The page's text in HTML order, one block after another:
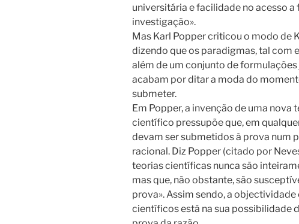
universitária e facilidade no acesso
investigação».
Mas Karl Popper criticou o modo de
dizendo que os paradigmas, tal com
além de um conjunto de
acabam por ditar a moda do
submeter.
Em Popper, a invenção de uma nova
científico pressupõe que, em
devam ser submetidos à prova num
racional. Diz Popper (citado por
teorias científicas nunca são
mas que, não obstante, são
prova». Assim sendo, a
científicos está na sua possibilidade